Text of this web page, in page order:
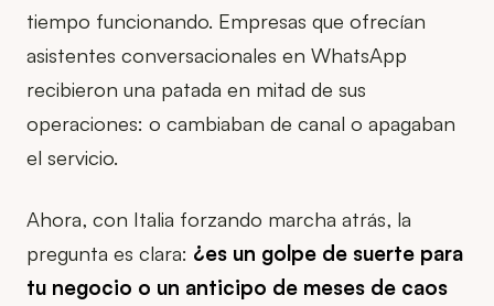
tiempo funcionando. Empresas que ofrecían
asistentes conversacionales en WhatsApp
recibieron una patada en mitad de sus
operaciones: o cambiaban de canal o apagaban
el servicio.
Ahora, con Italia forzando marcha atrás, la
pregunta es clara: ¿es un golpe de suerte para
tu negocio o un anticipo de meses de caos